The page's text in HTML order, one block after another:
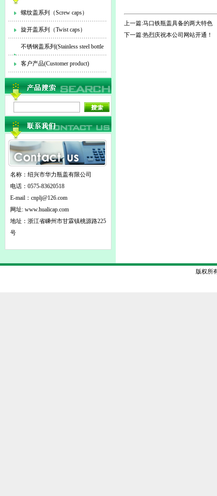
螺纹盖系列（Screw caps）
旋开盖系列（Twist caps）
不锈钢盖系列(Stainless steel bottle
cap)
客户产品(Customer product)
名称：绍兴市华力瓶盖有限公司
电话：0575-83620518
E-mail： cnplj@126.com
网址: www.hualicap.com
地址：浙江省嵊州市甘霖镇桃源路225
号
上一篇:马口铁瓶盖具备的两大特色
下一篇:热烈庆祝本公司网站开通！
版权所